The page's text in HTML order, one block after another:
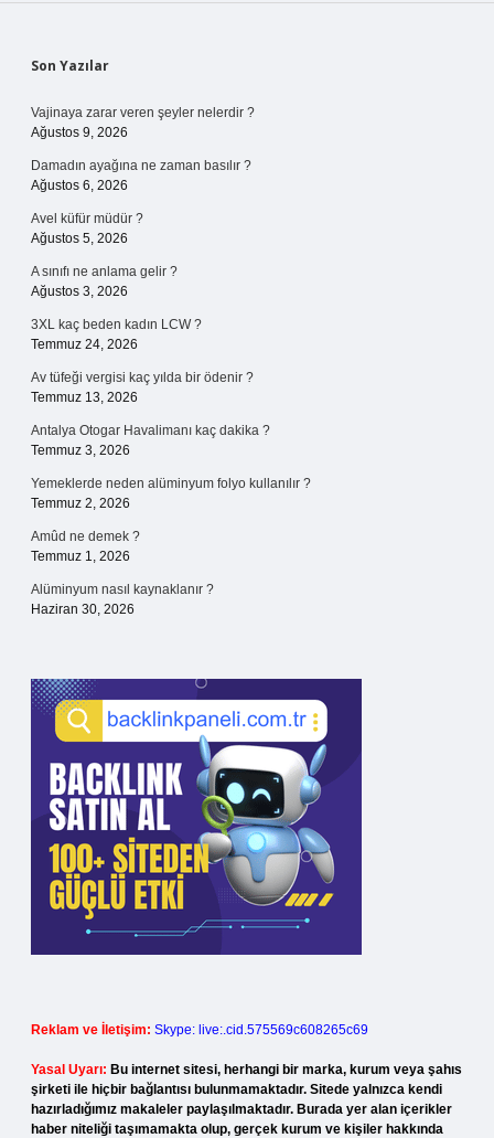
Sidebar
Son Yazılar
Vajinaya zarar veren şeyler nelerdir ?
Ağustos 9, 2026
Damadın ayağına ne zaman basılır ?
Ağustos 6, 2026
Avel küfür müdür ?
Ağustos 5, 2026
A sınıfı ne anlama gelir ?
Ağustos 3, 2026
3XL kaç beden kadın LCW ?
Temmuz 24, 2026
Av tüfeği vergisi kaç yılda bir ödenir ?
Temmuz 13, 2026
Antalya Otogar Havalimanı kaç dakika ?
Temmuz 3, 2026
Yemeklerde neden alüminyum folyo kullanılır ?
Temmuz 2, 2026
Amûd ne demek ?
Temmuz 1, 2026
Alüminyum nasıl kaynaklanır ?
Haziran 30, 2026
Reklam ve İletişim: Skype: live:.cid.575569c608265c69
Yasal Uyarı: Bu internet sitesi, herhangi bir marka, kurum veya şahıs
şirketi ile hiçbir bağlantısı bulunmamaktadır. Sitede yalnızca kendi
hazırladığımız makaleler paylaşılmaktadır. Burada yer alan içerikler
haber niteliği taşımamakta olup, gerçek kurum ve kişiler hakkında